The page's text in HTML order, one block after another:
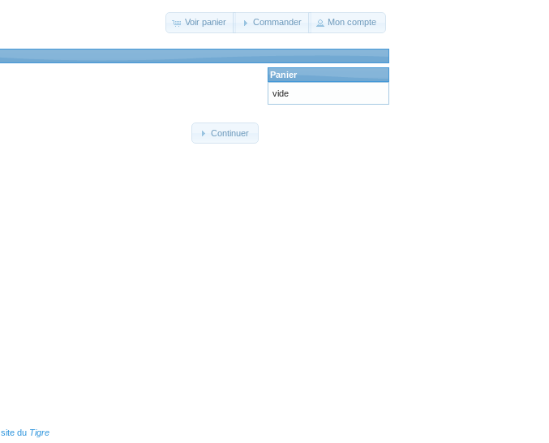
Voir panier Commander Mon compte
Continuer
Panier
vide
site du Tigre